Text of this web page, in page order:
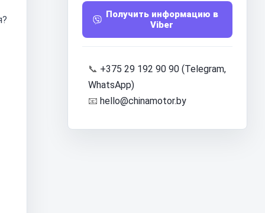
Получить информацию в
Viber
📞 +375 29 192 90 90 (Telegram,
WhatsApp)
📧 hello@chinamotor.by